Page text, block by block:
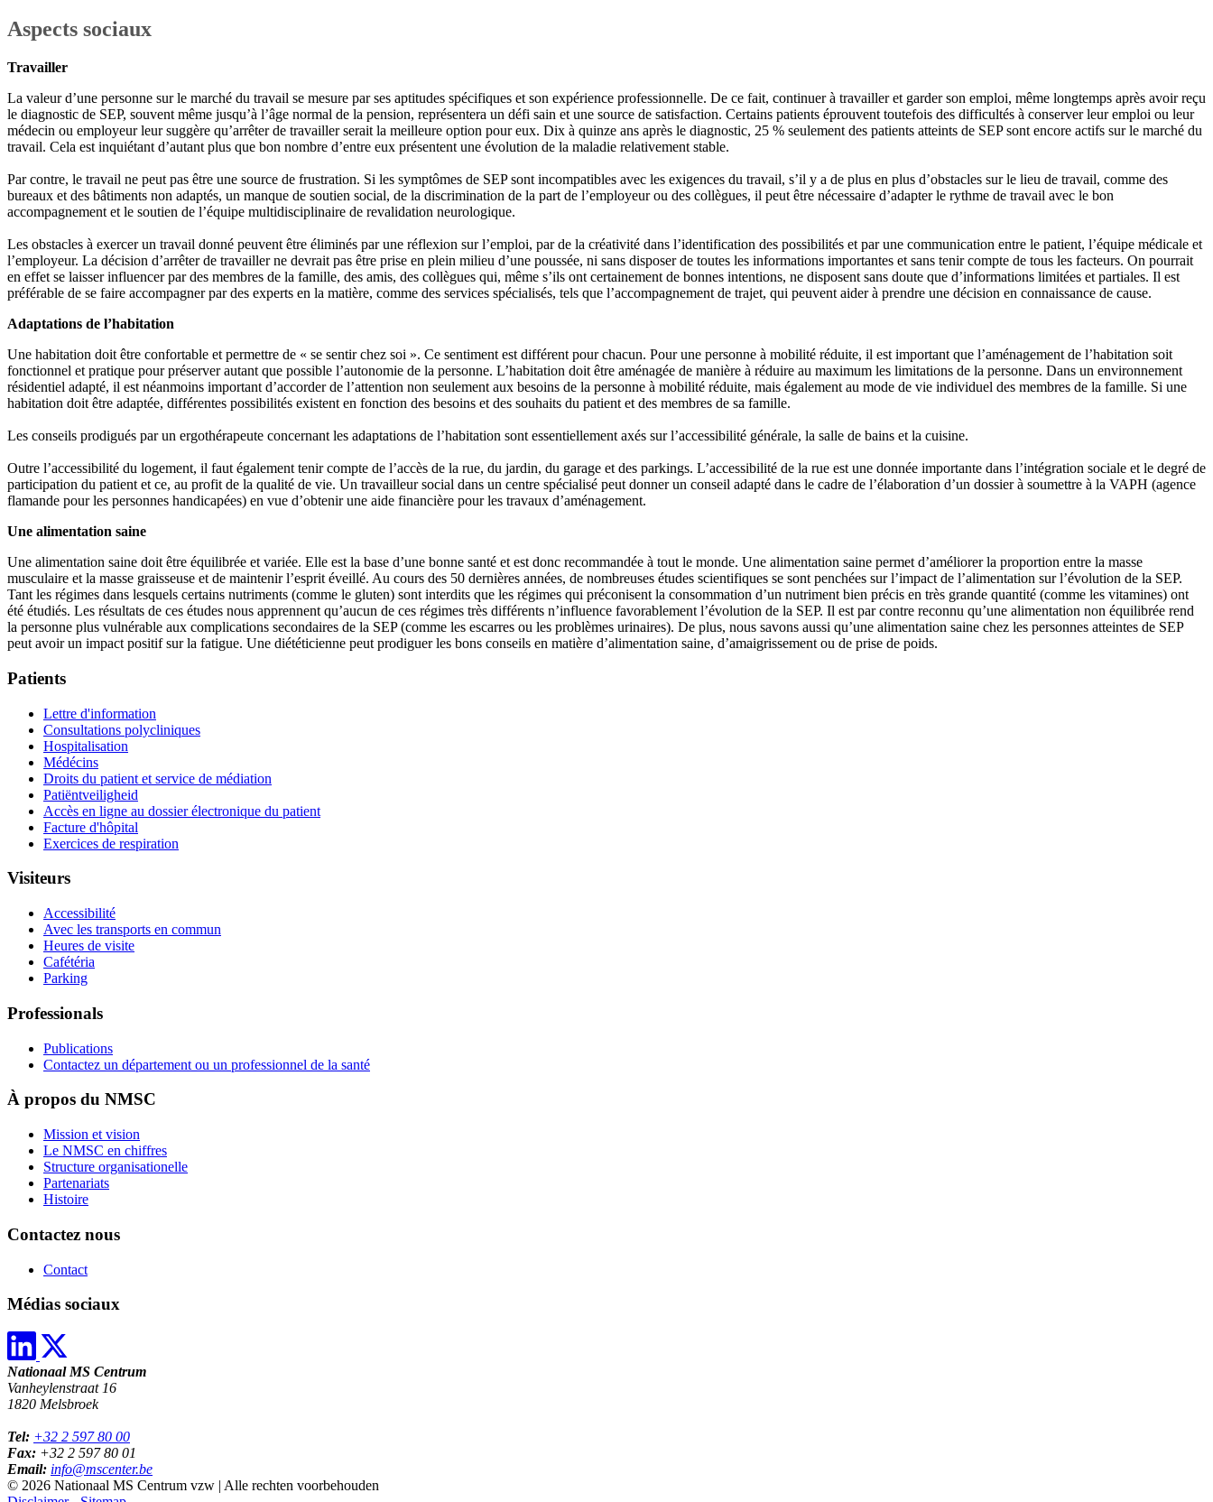
Aspects sociaux
Travailler
La valeur d’une personne sur le marché du travail se mesure par ses aptitudes spécifiques et son expérience professionnelle. De ce fait, continuer à travailler et garder son emploi, même longtemps après avoir reçu
le diagnostic de SEP, souvent même jusqu’à l’âge normal de la pension, représentera un défi sain et une source de satisfaction. Certains patients éprouvent toutefois des difficultés à conserver leur emploi ou leur
médecin ou employeur leur suggère qu’arrêter de travailler serait la meilleure option pour eux. Dix à quinze ans après le diagnostic, 25 % seulement des patients atteints de SEP sont encore actifs sur le marché du
travail. Cela est inquiétant d’autant plus que bon nombre d’entre eux présentent une évolution de la maladie relativement stable.
Par contre, le travail ne peut pas être une source de frustration. Si les symptômes de SEP sont incompatibles avec les exigences du travail, s’il y a de plus en plus d’obstacles sur le lieu de travail, comme des
bureaux et des bâtiments non adaptés, un manque de soutien social, de la discrimination de la part de l’employeur ou des collègues, il peut être nécessaire d’adapter le rythme de travail avec le bon
accompagnement et le soutien de l’équipe multidisciplinaire de revalidation neurologique.
Les obstacles à exercer un travail donné peuvent être éliminés par une réflexion sur l’emploi, par de la créativité dans l’identification des possibilités et par une communication entre le patient, l’équipe médicale et
l’employeur. La décision d’arrêter de travailler ne devrait pas être prise en plein milieu d’une poussée, ni sans disposer de toutes les informations importantes et sans tenir compte de tous les facteurs. On pourrait
en effet se laisser influencer par des membres de la famille, des amis, des collègues qui, même s’ils ont certainement de bonnes intentions, ne disposent sans doute que d’informations limitées et partiales. Il est
préférable de se faire accompagner par des experts en la matière, comme des services spécialisés, tels que l’accompagnement de trajet, qui peuvent aider à prendre une décision en connaissance de cause.
Adaptations de l’habitation​​​​​​​
Une habitation doit être confortable et permettre de « se sentir chez soi ». Ce sentiment est différent pour chacun. Pour une personne à mobilité réduite, il est important que l’aménagement de l’habitation soit
fonctionnel et pratique pour préserver autant que possible l’autonomie de la personne. L’habitation doit être aménagée de manière à réduire au maximum les limitations de la personne. Dans un environnement
résidentiel adapté, il est néanmoins important d’accorder de l’attention non seulement aux besoins de la personne à mobilité réduite, mais également au mode de vie individuel des membres de la famille. Si une
habitation doit être adaptée, différentes possibilités existent en fonction des besoins et des souhaits du patient et des membres de sa famille.
Les conseils prodigués par un ergothérapeute concernant les adaptations de l’habitation sont essentiellement axés sur l’accessibilité générale, la salle de bains et la cuisine.
Outre l’accessibilité du logement, il faut également tenir compte de l’accès de la rue, du jardin, du garage et des parkings. L’accessibilité de la rue est une donnée importante dans l’intégration sociale et le degré de
participation du patient et ce, au profit de la qualité de vie. Un travailleur social dans un centre spécialisé peut donner un conseil adapté dans le cadre de l’élaboration d’un dossier à soumettre à la VAPH (agence
flamande pour les personnes handicapées) en vue d’obtenir une aide financière pour les travaux d’aménagement.
Une alimentation saine​​​​​​​
Une alimentation saine doit être équilibrée et variée. Elle est la base d’une bonne santé et est donc recommandée à tout le monde. Une alimentation saine permet d’améliorer la proportion entre la masse
musculaire et la masse graisseuse et de maintenir l’esprit éveillé. Au cours des 50 dernières années, de nombreuses études scientifiques se sont penchées sur l’impact de l’alimentation sur l’évolution de la SEP.
Tant les régimes dans lesquels certains nutriments (comme le gluten) sont interdits que les régimes qui préconisent la consommation d’un nutriment bien précis en très grande quantité (comme les vitamines) ont
été étudiés. Les résultats de ces études nous apprennent qu’aucun de ces régimes très différents n’influence favorablement l’évolution de la SEP. Il est par contre reconnu qu’une alimentation non équilibrée rend
la personne plus vulnérable aux complications secondaires de la SEP (comme les escarres ou les problèmes urinaires). De plus, nous savons aussi qu’une alimentation saine chez les personnes atteintes de SEP
peut avoir un impact positif sur la fatigue. Une diététicienne peut prodiguer les bons conseils en matière d’alimentation saine, d’amaigrissement ou de prise de poids.
Patients
Lettre d'information
Consultations polycliniques
Hospitalisation
Médécins
Droits du patient et service de médiation
Patiëntveiligheid
Accès en ligne au dossier électronique du patient
Facture d'hôpital
Exercices de respiration
Visiteurs
Accessibilité
Avec les transports en commun
Heures de visite
Cafétéria
Parking
Professionals
Publications
Contactez un département ou un professionnel de la santé
À propos du NMSC
Mission et vision
Le NMSC en chiffres
Structure organisationelle
Partenariats
Histoire
Contactez nous
Contact
Médias sociaux
Nationaal MS Centrum
Vanheylenstraat 16
1820 Melsbroek
Tel: +32 2 597 80 00
Fax: +32 2 597 80 01
Email: info@mscenter.be
© 2026 Nationaal MS Centrum vzw | Alle rechten voorbehouden